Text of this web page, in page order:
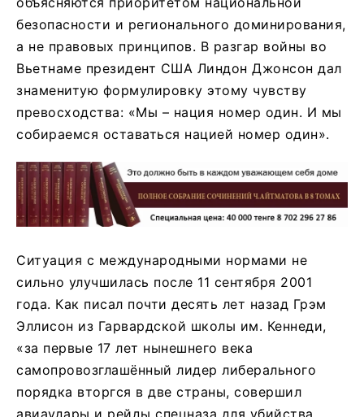
безопасности и регионального доминирования,
а не правовых принципов. В разгар войны во
Вьетнаме президент США Линдон Джонсон дал
знаменитую формулировку этому чувству
превосходства: «Мы – нация номер один. И мы
собираемся оставаться нацией номер один».
Ситуация с международными нормами не
сильно улучшилась после 11 сентября 2001
года. Как писал почти десять лет назад Грэм
Эллисон из Гарвардской школы им. Кеннеди,
«за первые 17 лет нынешнего века
самопровозглашённый лидер либерального
порядка вторгся в две страны, совершил
авиаудары и рейды спецназа для убийства